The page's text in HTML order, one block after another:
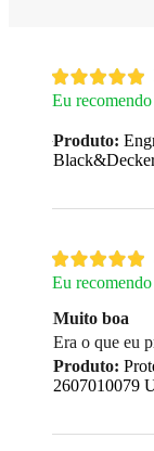
Eu
Produto:
Eu
Muito boa
Era o que eu
Produto:
2607010079